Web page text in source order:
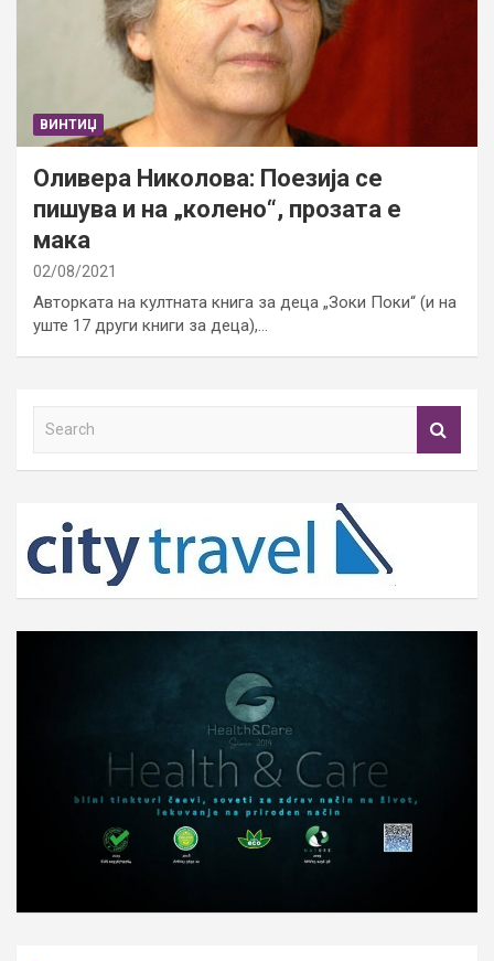
ВИНТИЏ
Оливера Николова: Поезија се
пишува и на „колено“, прозата е
мака
02/08/2021
Авторката на култната книга за деца „Зоки Поки“ (и на
уште 17 други книги за деца),…
h